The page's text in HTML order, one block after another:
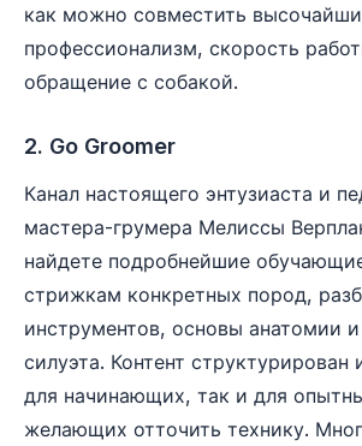
как можно совместить
профессионализм, скорость
обращение с собакой.
2. Go Groomer
Канал настоящего энтузиаста и
мастера-грумера Мелиссы
найдете подробнейшие
стрижкам конкретных пород,
инструментов, основы анатомии
силуэта. Контент структурирован
для начинающих, так и для
желающих отточить технику.